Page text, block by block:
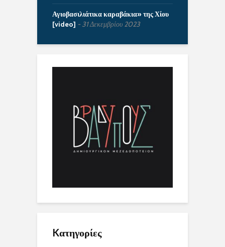
Αγιοβασιλιάτικα καραβάκια» της Χίου
[video]
31 Δεκεμβρίου 2023
Kατηγορίες